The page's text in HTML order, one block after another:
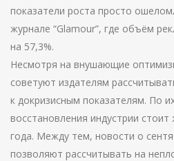
показатели роста просто
журнале “Glamour”, где объём
на 57,3%.
Несмотря на внушающие
советуют издателям
к докризисным показателям. По
восстановления индустрии
года. Между тем, новости о
позволяют рассчитывать на